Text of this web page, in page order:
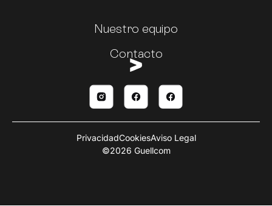
Nuestro equipo
Contacto
©2026 Guellcom
PrivacidadCookiesAviso Legal